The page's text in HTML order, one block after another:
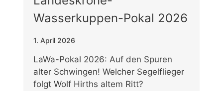
Wasserkuppen-Pokal 2026
1. April 2026
LaWa-Pokal 2026: Auf den Spuren
alter Schwingen! Welcher Segelflieger
folgt Wolf Hirths altem Ritt?